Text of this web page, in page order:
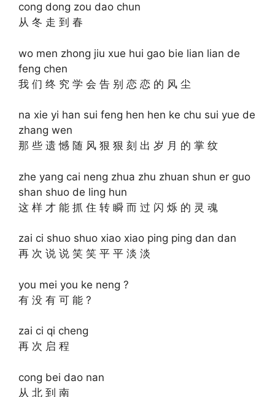
cong dong zou dao chun
从 冬 走 到 春
wo men zhong jiu xue hui gao bie lian lian de
feng chen
我 们 终 究 学 会 告 别 恋 恋 的 风 尘
na xie yi han sui feng hen hen ke chu sui yue de
zhang wen
那 些 遗 憾 随 风 狠 狠 刻 出 岁 月 的 掌 纹
zhe yang cai neng zhua zhu zhuan shun er guo
shan shuo de ling hun
这 样 才 能 抓 住 转 瞬 而 过 闪 烁 的 灵 魂
zai ci shuo shuo xiao xiao ping ping dan dan
再 次 说 说 笑 笑 平 平 淡 淡
you mei you ke neng ?
有 没 有 可 能 ?
zai ci qi cheng
再 次 启 程
cong bei dao nan
从 北 到 南